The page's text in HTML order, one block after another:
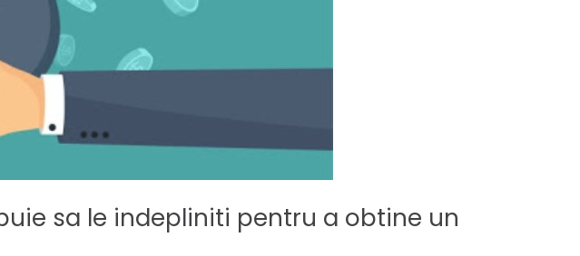
sa le indepliniti pentru a obtine un